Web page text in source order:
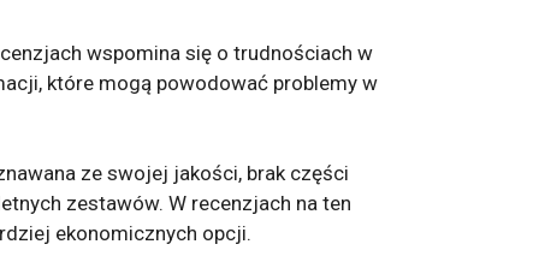
wspomina się o trudnościach w
które mogą powodować problemy w
ze swojej jakości, brak części
zestawów. W recenzjach na ten
ekonomicznych opcji.